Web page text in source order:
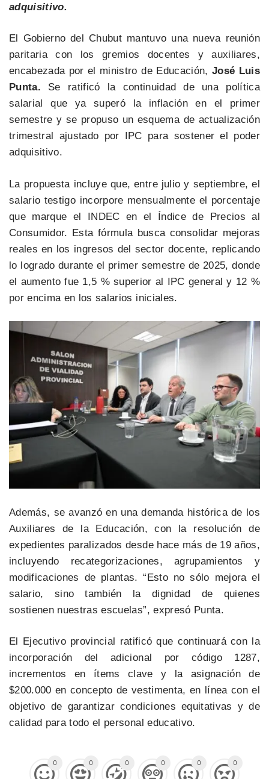
adquisitivo.
El Gobierno del Chubut mantuvo una nueva reunión
paritaria con los gremios docentes y auxiliares,
encabezada por el ministro de Educación, José Luis
Punta. Se ratificó la continuidad de una política
salarial que ya superó la inflación en el primer
semestre y se propuso un esquema de actualización
trimestral ajustado por IPC para sostener el poder
adquisitivo.
La propuesta incluye que, entre julio y septiembre, el
salario testigo incorpore mensualmente el porcentaje
que marque el INDEC en el Índice de Precios al
Consumidor. Esta fórmula busca consolidar mejoras
reales en los ingresos del sector docente, replicando
lo logrado durante el primer semestre de 2025, donde
el aumento fue 1,5 % superior al IPC general y 12 %
por encima en los salarios iniciales.
Además, se avanzó en una demanda histórica de los
Auxiliares de la Educación, con la resolución de
expedientes paralizados desde hace más de 19 años,
incluyendo recategorizaciones, agrupamientos y
modificaciones de plantas. “Esto no sólo mejora el
salario, sino también la dignidad de quienes
sostienen nuestras escuelas”, expresó Punta.
El Ejecutivo provincial ratificó que continuará con la
incorporación del adicional por código 1287,
incrementos en ítems clave y la asignación de
$200.000 en concepto de vestimenta, en línea con el
objetivo de garantizar condiciones equitativas y de
calidad para todo el personal educativo.
0 0 0 0 0 0